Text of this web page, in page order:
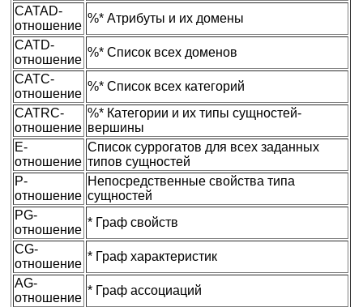
CATAD-
отношение
%* Атрибуты и их домены
CATD-
отношение
%* Список всех доменов
CATC-
отношение
%* Список всех категорий
CATRC-
отношение
%* Категории и их типы сущностей-
вершины
E-
отношение
Список суррогатов для всех заданных
типов сущностей
P-
отношение
Непосредственные свойства типа
сущностей
PG-
отношение
* Граф свойств
CG-
отношение
* Граф характеристик
AG-
отношение
* Граф ассоциаций